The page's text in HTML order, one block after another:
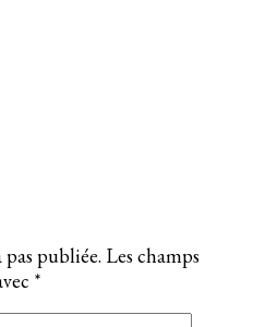
pas publiée. Les champs
*